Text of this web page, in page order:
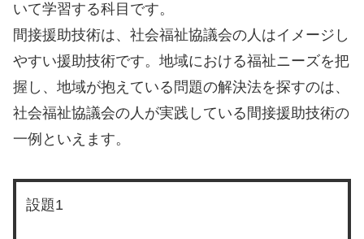
いて学習する科目です。
間接援助技術は、社会福祉協議会の人はイメージし
やすい援助技術です。地域における福祉ニーズを把
握し、地域が抱えている問題の解決法を探すのは、
社会福祉協議会の人が実践している間接援助技術の
一例といえます。
設題1